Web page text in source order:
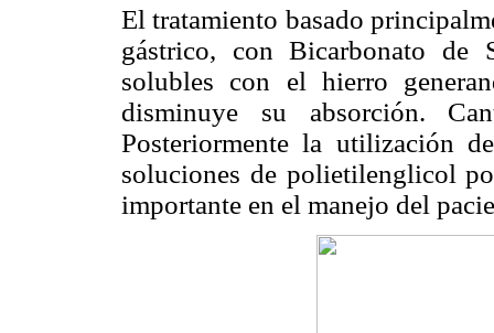
El tratamiento basado
gástrico, con Bicarbonato de
solubles con el hierro
disminuye su absorción.
Posteriormente la utilización
soluciones de polietilenglicol
importante en el manejo del